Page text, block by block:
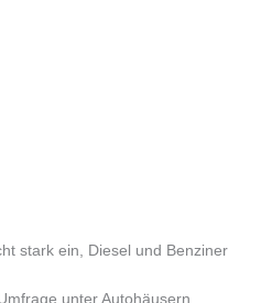
stark ein, Diesel und Benziner
unter Autohäusern